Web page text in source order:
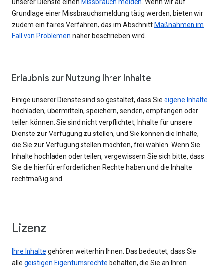
unserer Dienste einen Missbrauch melden. Wenn wir auf
Grundlage einer Missbrauchsmeldung tätig werden, bieten wir
zudem ein faires Verfahren, das im Abschnitt Maßnahmen im
Fall von Problemen näher beschrieben wird.
Erlaubnis zur Nutzung Ihrer Inhalte
Einige unserer Dienste sind so gestaltet, dass Sie eigene Inhalte
hochladen, übermitteln, speichern, senden, empfangen oder
teilen können. Sie sind nicht verpflichtet, Inhalte für unsere
Dienste zur Verfügung zu stellen, und Sie können die Inhalte,
die Sie zur Verfügung stellen möchten, frei wählen. Wenn Sie
Inhalte hochladen oder teilen, vergewissern Sie sich bitte, dass
Sie die hierfür erforderlichen Rechte haben und die Inhalte
rechtmäßig sind.
Lizenz
Ihre Inhalte gehören weiterhin Ihnen. Das bedeutet, dass Sie
alle geistigen Eigentumsrechte behalten, die Sie an Ihren